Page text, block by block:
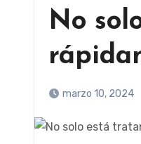
No
marzo 10, 2024